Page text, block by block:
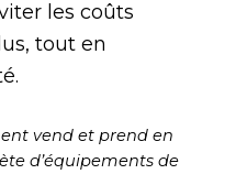
les coûts
tout en
vend et prend en
d’équipements de